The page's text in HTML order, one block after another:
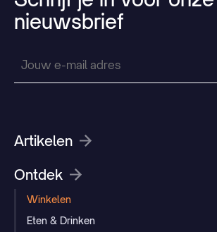
nieuwsbrief
Artikelen
Ontdek
Winkelen
Eten & Drinken